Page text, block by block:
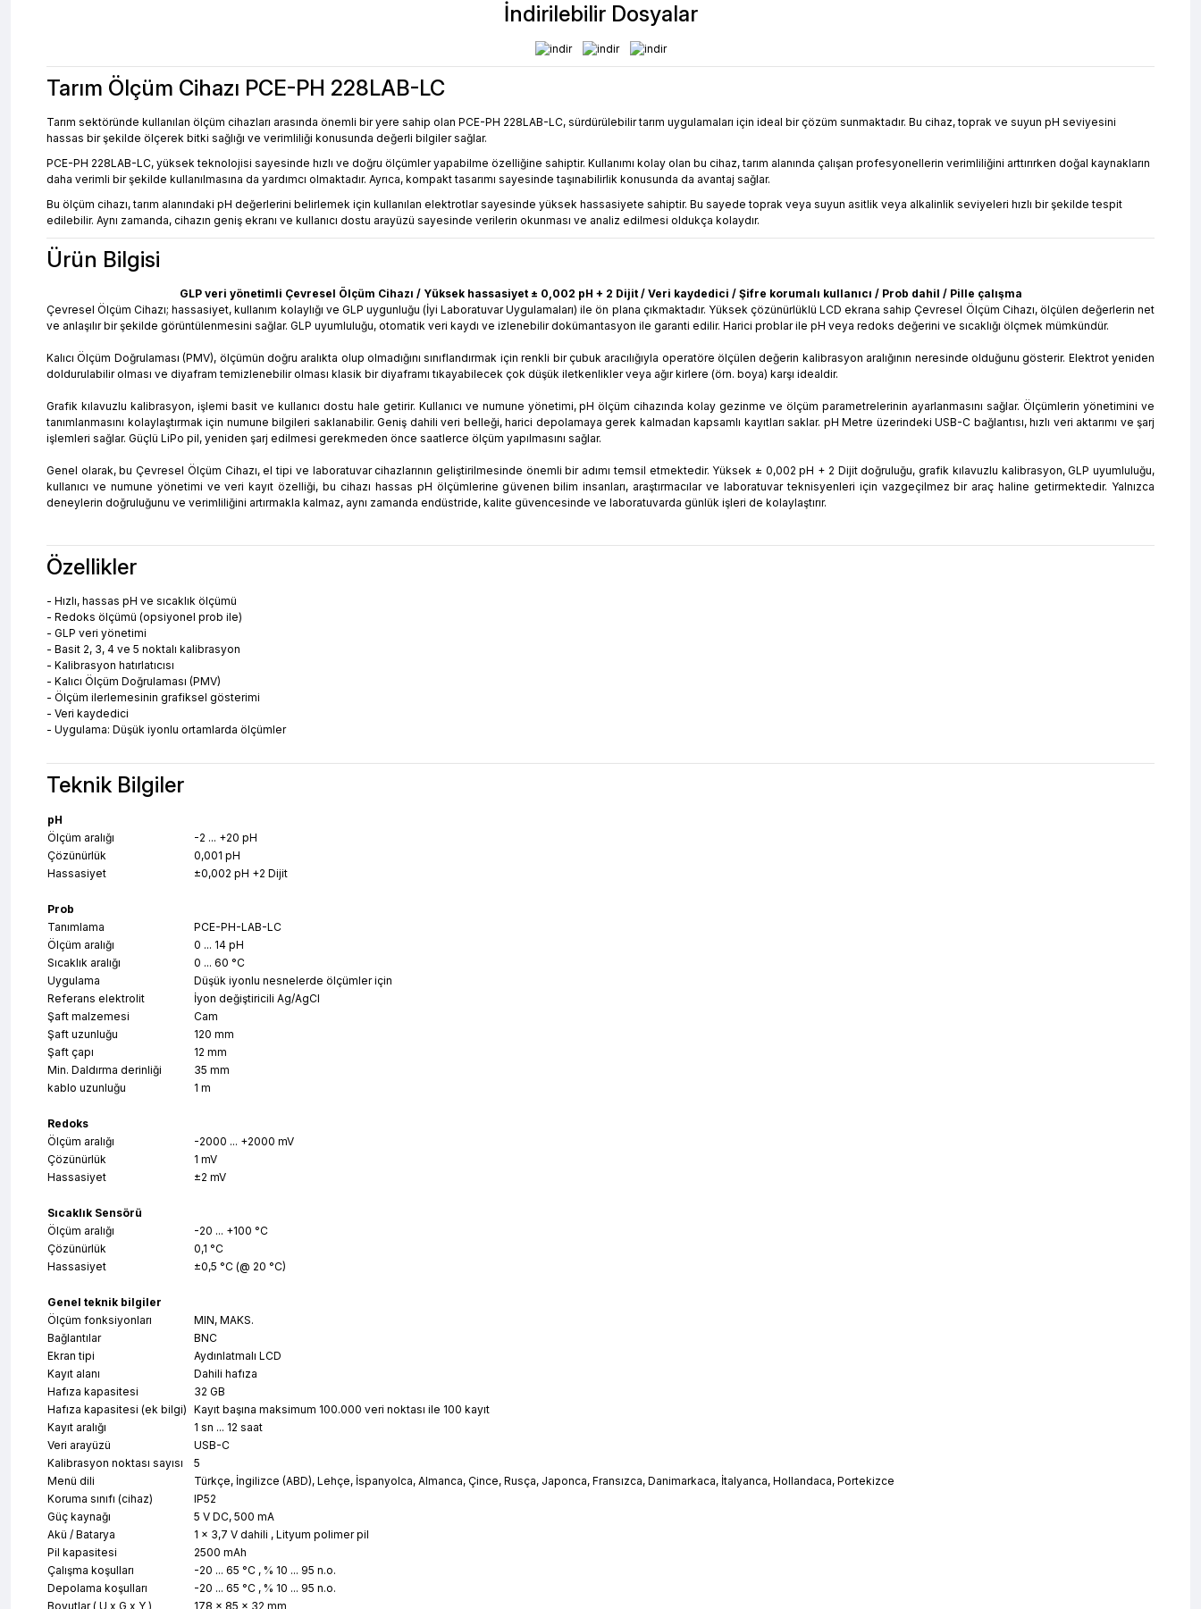
İndirilebilir Dosyalar
Tarım Ölçüm Cihazı PCE-PH 228LAB-LC
Tarım sektöründe kullanılan ölçüm cihazları arasında önemli bir yere sahip olan PCE-PH 228LAB-LC, sürdürülebilir tarım uygulamaları için ideal bir çözüm sunmaktadır. Bu cihaz, toprak ve suyun pH seviyesini
hassas bir şekilde ölçerek bitki sağlığı ve verimliliği konusunda değerli bilgiler sağlar.
PCE-PH 228LAB-LC, yüksek teknolojisi sayesinde hızlı ve doğru ölçümler yapabilme özelliğine sahiptir. Kullanımı kolay olan bu cihaz, tarım alanında çalışan profesyonellerin verimliliğini arttırırken doğal kaynakların
daha verimli bir şekilde kullanılmasına da yardımcı olmaktadır. Ayrıca, kompakt tasarımı sayesinde taşınabilirlik konusunda da avantaj sağlar.
Bu ölçüm cihazı, tarım alanındaki pH değerlerini belirlemek için kullanılan elektrotlar sayesinde yüksek hassasiyete sahiptir. Bu sayede toprak veya suyun asitlik veya alkalinlik seviyeleri hızlı bir şekilde tespit
edilebilir. Aynı zamanda, cihazın geniş ekranı ve kullanıcı dostu arayüzü sayesinde verilerin okunması ve analiz edilmesi oldukça kolaydır.
Ürün Bilgisi
GLP veri yönetimli Çevresel Ölçüm Cihazı / Yüksek hassasiyet ± 0,002 pH + 2 Dijit / Veri kaydedici / Şifre korumalı kullanıcı / Prob dahil / Pille çalışma
Çevresel Ölçüm Cihazı; hassasiyet, kullanım kolaylığı ve GLP uygunluğu (İyi Laboratuvar Uygulamaları) ile ön plana çıkmaktadır. Yüksek çözünürlüklü LCD ekrana sahip Çevresel Ölçüm Cihazı, ölçülen değerlerin net
ve anlaşılır bir şekilde görüntülenmesini sağlar. GLP uyumluluğu, otomatik veri kaydı ve izlenebilir dokümantasyon ile garanti edilir. Harici problar ile pH veya redoks değerini ve sıcaklığı ölçmek mümkündür.
Kalıcı Ölçüm Doğrulaması (PMV), ölçümün doğru aralıkta olup olmadığını sınıflandırmak için renkli bir çubuk aracılığıyla operatöre ölçülen değerin kalibrasyon aralığının neresinde olduğunu gösterir. Elektrot yeniden
doldurulabilir olması ve diyafram temizlenebilir olması klasik bir diyaframı tıkayabilecek çok düşük iletkenlikler veya ağır kirlere (örn. boya) karşı idealdir.
Grafik kılavuzlu kalibrasyon, işlemi basit ve kullanıcı dostu hale getirir. Kullanıcı ve numune yönetimi, pH ölçüm cihazında kolay gezinme ve ölçüm parametrelerinin ayarlanmasını sağlar. Ölçümlerin yönetimini ve
tanımlanmasını kolaylaştırmak için numune bilgileri saklanabilir. Geniş dahili veri belleği, harici depolamaya gerek kalmadan kapsamlı kayıtları saklar. pH Metre üzerindeki USB-C bağlantısı, hızlı veri aktarımı ve şarj
işlemleri sağlar. Güçlü LiPo pil, yeniden şarj edilmesi gerekmeden önce saatlerce ölçüm yapılmasını sağlar.
Genel olarak, bu Çevresel Ölçüm Cihazı, el tipi ve laboratuvar cihazlarının geliştirilmesinde önemli bir adımı temsil etmektedir. Yüksek ± 0,002 pH + 2 Dijit doğruluğu, grafik kılavuzlu kalibrasyon, GLP uyumluluğu,
kullanıcı ve numune yönetimi ve veri kayıt özelliği, bu cihazı hassas pH ölçümlerine güvenen bilim insanları, araştırmacılar ve laboratuvar teknisyenleri için vazgeçilmez bir araç haline getirmektedir. Yalnızca
deneylerin doğruluğunu ve verimliliğini artırmakla kalmaz, aynı zamanda endüstride, kalite güvencesinde ve laboratuvarda günlük işleri de kolaylaştırır.
Özellikler
- Hızlı, hassas pH ve sıcaklık ölçümü
- Redoks ölçümü (opsiyonel prob ile)
- GLP veri yönetimi
- Basit 2, 3, 4 ve 5 noktalı kalibrasyon
- Kalibrasyon hatırlatıcısı
- Kalıcı Ölçüm Doğrulaması (PMV)
- Ölçüm ilerlemesinin grafiksel gösterimi
- Veri kaydedici
- Uygulama: Düşük iyonlu ortamlarda ölçümler
Teknik Bilgiler
pH
Ölçüm aralığı
-2 ... +20 pH
Çözünürlük
0,001 pH
Hassasiyet
±0,002 pH +2 Dijit
Prob
Tanımlama
PCE-PH-LAB-LC
Ölçüm aralığı
0 ... 14 pH
Sıcaklık aralığı
0 ... 60 °C
Uygulama
Düşük iyonlu nesnelerde ölçümler için
Referans elektrolit
İyon değiştiricili Ag/AgCl
Şaft malzemesi
Cam
Şaft uzunluğu
120 mm
Şaft çapı
12 mm
Min. Daldırma derinliği
35 mm
kablo uzunluğu
1 m
Redoks
Ölçüm aralığı
-2000 ... +2000 mV
Çözünürlük
1 mV
Hassasiyet
±2 mV
Sıcaklık Sensörü
Ölçüm aralığı
-20 ... +100 °C
Çözünürlük
0,1 °C
Hassasiyet
±0,5 °C (@ 20 °C)
Genel teknik bilgiler
Ölçüm fonksiyonları
MIN, MAKS.
Bağlantılar
BNC
Ekran tipi
Aydınlatmalı LCD
Kayıt alanı
Dahili hafıza
Hafıza kapasitesi
32 GB
Hafıza kapasitesi (ek bilgi) Kayıt başına maksimum 100.000 veri noktası ile 100 kayıt
Kayıt aralığı
1 sn ... 12 saat
Veri arayüzü
USB-C
Kalibrasyon noktası sayısı
5
Menü dili
Türkçe, İngilizce (ABD), Lehçe, İspanyolca, Almanca, Çince, Rusça, Japonca, Fransızca, Danimarkaca, İtalyanca, Hollandaca, Portekizce
Koruma sınıfı (cihaz)
IP52
Güç kaynağı
5 V DC, 500 mA
Akü / Batarya
1 x 3,7 V dahili , Lityum polimer pil
Pil kapasitesi
2500 mAh
Çalışma koşulları
-20 ... 65 °C , % 10 ... 95 n.o.
Depolama koşulları
-20 ... 65 °C , % 10 ... 95 n.o.
Boyutlar ( U x G x Y )
178 x 85 x 32 mm